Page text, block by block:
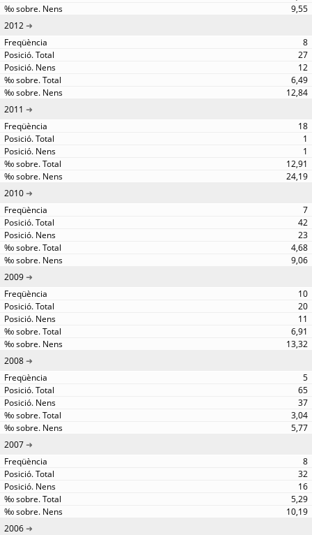
9,55
2012
8
27
12
6,49
12,84
2011
18
1
1
12,91
24,19
2010
7
42
23
4,68
9,06
2009
10
20
11
6,91
13,32
2008
5
65
37
3,04
5,77
2007
8
32
16
5,29
10,19
2006